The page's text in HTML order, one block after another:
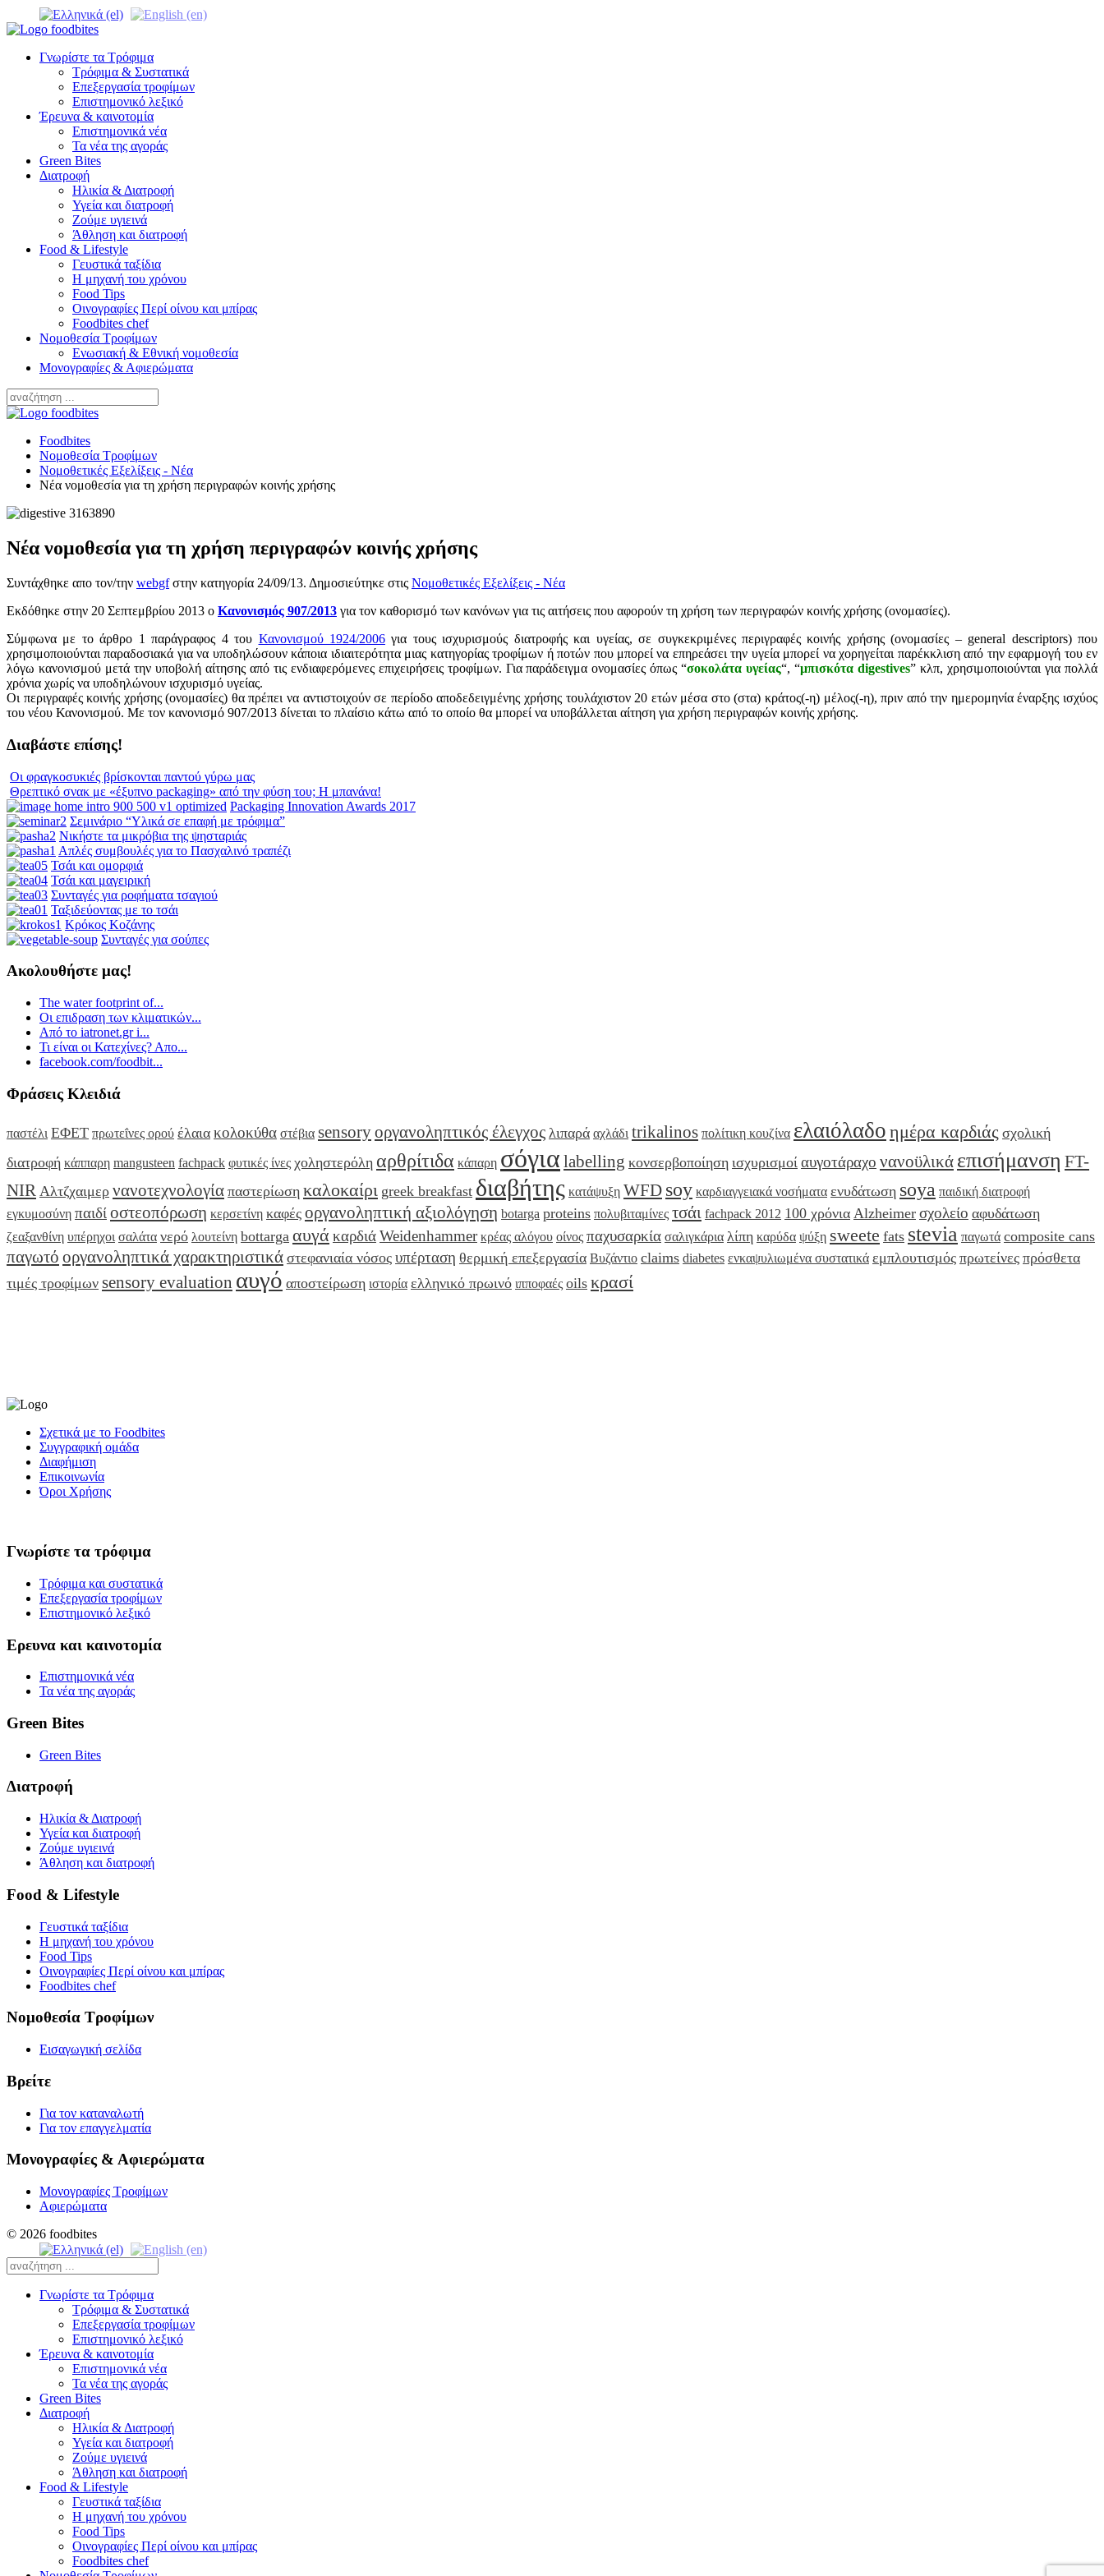
Γνωρίστε τα Τρόφιμα
Τρόφιμα & Συστατικά
Επεξεργασία τροφίμων
Επιστημονικό λεξικό
Έρευνα & καινοτομία
Επιστημονικά νέα
Τα νέα της αγοράς
Green Bites
Διατροφή
Ηλικία & Διατροφή
Υγεία και διατροφή
Ζούμε υγιεινά
Άθληση και διατροφή
Food & Lifestyle
Γευστικά ταξίδια
Η μηχανή του χρόνου
Food Tips
Οινογραφίες Περί οίνου και μπίρας
Foodbites chef
Νομοθεσία Τροφίμων
Ενωσιακή & Εθνική νομοθεσία
Μονογραφίες & Αφιερώματα
Foodbites
Νομοθεσία Τροφίμων
Νομοθετικές Εξελίξεις - Νέα
Νέα νομοθεσία για τη χρήση περιγραφών κοινής χρήσης
Νέα νομοθεσία για τη χρήση περιγραφών κοινής χρήσης
Συντάχθηκε απο τον/την webgfστην κατηγορία 24/09/13. Δημοσιεύτηκε στις Νομοθετικές Εξελίξεις - Νέα
Εκδόθηκε στην 20 Σεπτεμβρίου 2013 ο Κανονισμός 907/2013 για τον καθορισμό των κανόνων για τις αιτήσεις που αφορούν τη χρήση των περιγραφών κοινής χρήσης (ονομασίες).
Σύμφωνα με το άρθρο 1 παράγραφος 4 του Κανονισμού 1924/2006για τους ισχυρισμούς διατροφής και υγείας, σε συγκεκριμένες περιγραφές κοινής χρήσης (ονομασίες – general descriptors) που
χρησιμοποιούνται παραδοσιακά για να υποδηλώσουν κάποια ιδιαιτερότητα μιας κατηγορίας τροφίμων ή ποτών που μπορεί να επηρεάσει την υγεία μπορεί να χορηγείται παρέκκλιση από την εφαρμογή του εν
λόγω κανονισμού μετά την υποβολή αίτησης από τις ενδιαφερόμενες επιχειρήσεις τροφίμων. Για παράδειγμα ονομασίες όπως “σοκολάτα υγείας“, “μπισκότα digestives” κλπ, χρησιμοποιούνται για πολλά
χρόνια χωρίς να υποδηλώνουν ισχυρισμό υγείας.
Οι περιγραφές κοινής χρήσης (ονομασίες) θα πρέπει να αντιστοιχούν σε περίοδο αποδεδειγμένης χρήσης τουλάχιστον 20 ετών μέσα στο (στα) κράτος(-η) μέλος(-η), πριν από την ημερομηνία έναρξης ισχύος
του νέου Κανονισμού. Με τον κανονισμό 907/2013 δίνεται το πλαίσιο κάτω από το οποίο θα μπορεί να υποβάλλεται αίτηση για χρήση περιγραφών κοινής χρήσης.
Διαβάστε επίσης!
Οι φραγκοσυκιές βρίσκονται παντού γύρω μας
Θρεπτικό σνακ με «έξυπνο packaging» από την φύση του; Η μπανάνα!
Packaging Innovation Awards 2017
Σεμινάριο “Υλικά σε επαφή με τρόφιμα”
Νικήστε τα μικρόβια της ψησταριάς
Απλές συμβουλές για το Πασχαλινό τραπέζι
Τσάι και ομορφιά
Τσάι και μαγειρική
Συνταγές για ροφήματα τσαγιού
Ταξιδεύοντας με το τσάι
Κρόκος Κοζάνης
Συνταγές για σούπες
Ακολουθήστε μας!
The water footprint of...
Οι επιδραση των κλιματικών...
Από το iatronet.gr i...
Τι είναι οι Κατεχίνες? Απο...
facebook.com/foodbit...
Φράσεις Κλειδιά
παστέλι ΕΦΕΤ πρωτεΐνες ορού έλαια κολοκύθα στέβια sensoryοργανοληπτικός έλεγχος λιπαρά αχλάδι trikalinos πολίτικη κουζίνα ελαιόλαδο ημέρα καρδιάς σχολική
διατροφή κάππαρη mangusteen fachpack φυτικές ίνες χοληστερόλη αρθρίτιδα κάπαρη σόγια labelling κονσερβοποίηση ισχυρισμοί αυγοτάραχο νανοϋλικά επισήμανση FT-
NIR Αλτζχαιμερ νανοτεχνολογία παστερίωση καλοκαίρι greek breakfast διαβήτης κατάψυξη WFD soy καρδιαγγειακά νοσήματα ενυδάτωση soya παιδική διατροφή
εγκυμοσύνη παιδίοστεοπόρωση κερσετίνη καφές οργανοληπτική αξιολόγηση botarga proteins πολυβιταμίνες τσάι fachpack 2012 100 χρόνια Alzheimer σχολείο αφυδάτωση
ζεαξανθίνη υπέρηχοι σαλάτα νερό λουτείνη bottarga αυγά καρδιάWeidenhammer κρέας αλόγου οίνος παχυσαρκία σαλιγκάρια λίπη καρύδα ψύξη sweete fats stevia παγωτά composite cans
παγωτό οργανοληπτικά χαρακτηριστικά στεφανιαία νόσος υπέρταση θερμική επεξεργασία Βυζάντιο claims diabetes ενκαψυλιωμένα συστατικά εμπλουτισμός πρωτείνες πρόσθετα
τιμές τροφίμων sensory evaluation αυγό αποστείρωση ιστορία ελληνικό πρωινό ιπποφαές oils κρασί
Σχετικά με το Foodbites
Συγγραφική ομάδα
Διαφήμιση
Επικοινωνία
Όροι Χρήσης
Γνωρίστε τα τρόφιμα
Τρόφιμα και συστατικά
Επεξεργασία τροφίμων
Επιστημονικό λεξικό
Ερευνα και καινοτομία
Επιστημονικά νέα
Τα νέα της αγοράς
Green Bites
Green Bites
Διατροφή
Ηλικία & Διατροφή
Υγεία και διατροφή
Ζούμε υγιεινά
Άθληση και διατροφή
Food & Lifestyle
Γευστικά ταξίδια
Η μηχανή του χρόνου
Food Tips
Οινογραφίες Περί οίνου και μπίρας
Foodbites chef
Νομοθεσία Τροφίμων
Εισαγωγική σελίδα
Βρείτε
Για τον καταναλωτή
Για τον επαγγελματία
Μονογραφίες & Αφιερώματα
Μονογραφίες Τροφίμων
Αφιερώματα
© 2026 foodbites
Γνωρίστε τα Τρόφιμα
Τρόφιμα & Συστατικά
Επεξεργασία τροφίμων
Επιστημονικό λεξικό
Έρευνα & καινοτομία
Επιστημονικά νέα
Τα νέα της αγοράς
Green Bites
Διατροφή
Ηλικία & Διατροφή
Υγεία και διατροφή
Ζούμε υγιεινά
Άθληση και διατροφή
Food & Lifestyle
Γευστικά ταξίδια
Η μηχανή του χρόνου
Food Tips
Οινογραφίες Περί οίνου και μπίρας
Foodbites chef